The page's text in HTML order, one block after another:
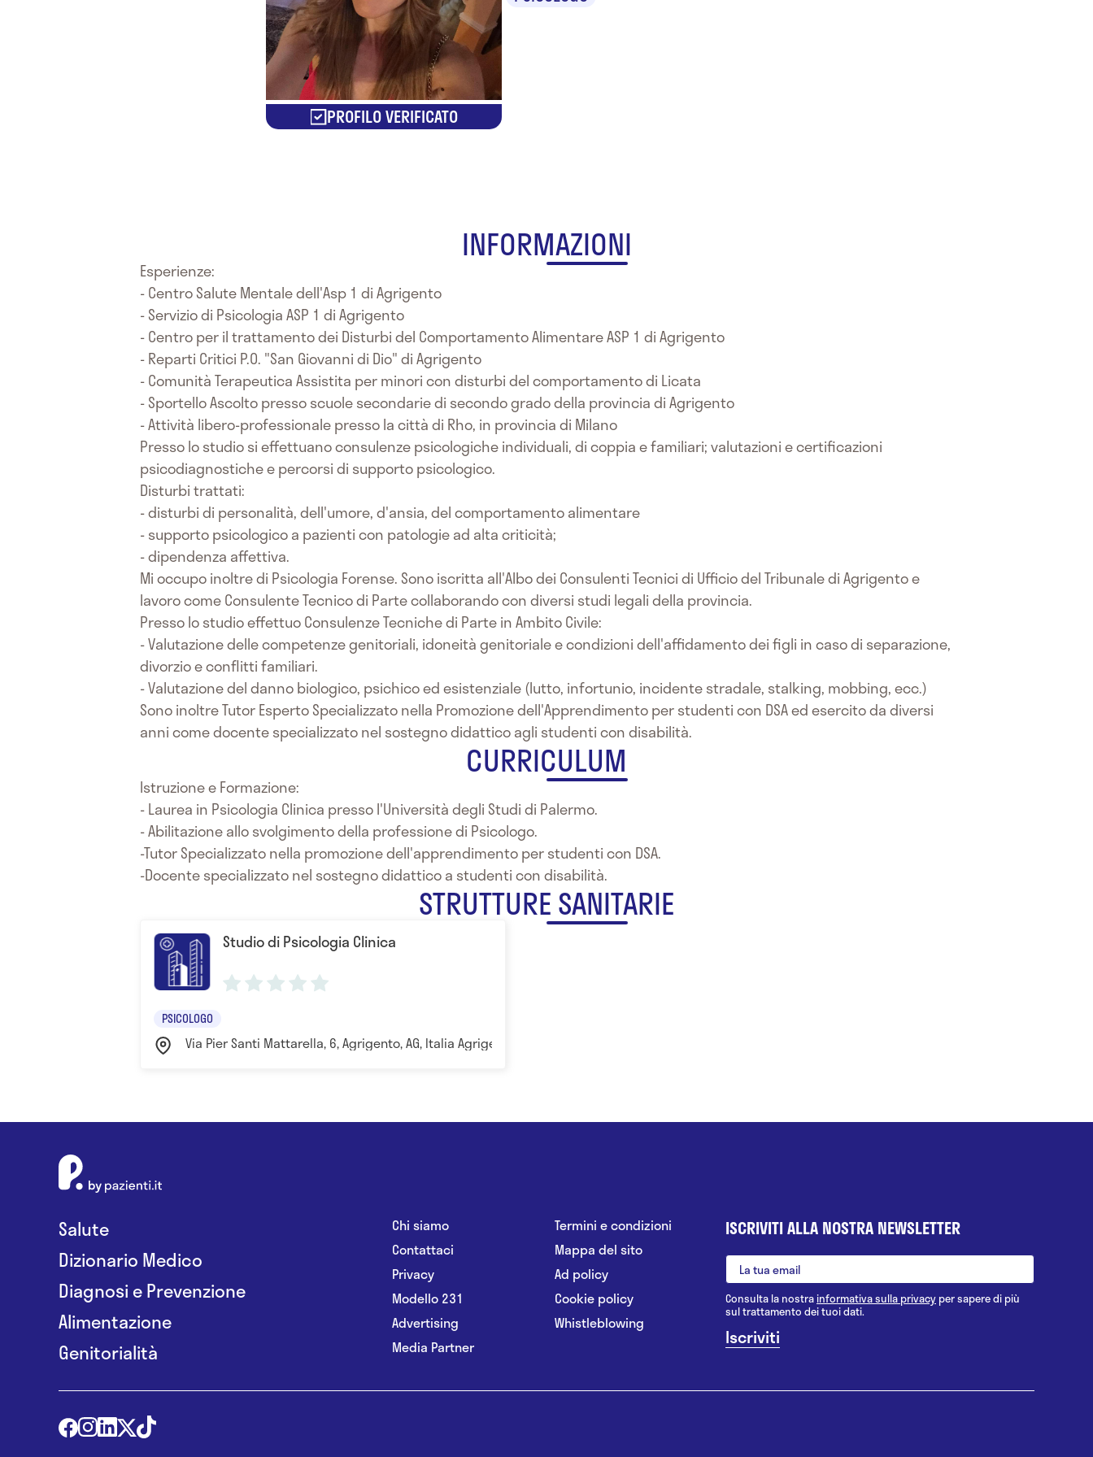
PROFILO VERIFICATO
INFORMAZIONI
Esperienze:
- Centro Salute Mentale dell'Asp 1 di Agrigento
- Servizio di Psicologia ASP 1 di Agrigento
- Centro per il trattamento dei Disturbi del Comportamento Alimentare ASP 1 di Agrigento
- Reparti Critici P.O. "San Giovanni di Dio" di Agrigento
- Comunità Terapeutica Assistita per minori con disturbi del comportamento di Licata
- Sportello Ascolto presso scuole secondarie di secondo grado della provincia di Agrigento
- Attività libero-professionale presso la città di Rho, in provincia di Milano
Presso lo studio si effettuano consulenze psicologiche individuali, di coppia e familiari; valutazioni e certificazioni
psicodiagnostiche e percorsi di supporto psicologico.
Disturbi trattati:
- disturbi di personalità, dell'umore, d'ansia, del comportamento alimentare
- supporto psicologico a pazienti con patologie ad alta criticità;
- dipendenza affettiva.
Mi occupo inoltre di Psicologia Forense. Sono iscritta all'Albo dei Consulenti Tecnici di Ufficio del Tribunale di Agrigento e
lavoro come Consulente Tecnico di Parte collaborando con diversi studi legali della provincia.
Presso lo studio effettuo Consulenze Tecniche di Parte in Ambito Civile:
- Valutazione delle competenze genitoriali, idoneità genitoriale e condizioni dell'affidamento dei figli in caso di separazione,
divorzio e conflitti familiari.
- Valutazione del danno biologico, psichico ed esistenziale (lutto, infortunio, incidente stradale, stalking, mobbing, ecc.)
Sono inoltre Tutor Esperto Specializzato nella Promozione dell'Apprendimento per studenti con DSA ed esercito da diversi
anni come docente specializzato nel sostegno didattico agli studenti con disabilità.
CURRICULUM
Istruzione e Formazione:
- Laurea in Psicologia Clinica presso l'Università degli Studi di Palermo.
- Abilitazione allo svolgimento della professione di Psicologo.
-Tutor Specializzato nella promozione dell'apprendimento per studenti con DSA.
-Docente specializzato nel sostegno didattico a studenti con disabilità.
STRUTTURE SANITARIE
Studio di Psicologia Clinica
PSICOLOGO
Via Pier Santi Mattarella, 6, Agrigento, AG, Italia Agrigento
Salute
Dizionario Medico
Diagnosi e Prevenzione
Alimentazione
Genitorialità
Chi siamo
Contattaci
Privacy
Modello 231
Advertising
Media Partner
Termini e condizioni
Mappa del sito
Ad policy
Cookie policy
Whistleblowing
ISCRIVITI ALLA NOSTRA NEWSLETTER
Consulta la nostrainformativa sulla privacy per sapere di più
sul trattamento dei tuoi dati.